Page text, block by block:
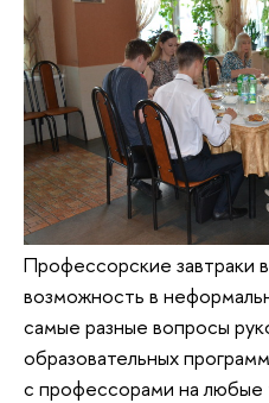
Профессорские завтраки
возможность в
самые разные вопросы
образовательных
с профессорами на